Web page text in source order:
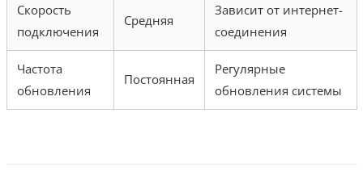
Скорость
подключения
Средняя
Зависит от интернет-
соединения
Частота
обновления
Постоянная
Регулярные
обновления системы